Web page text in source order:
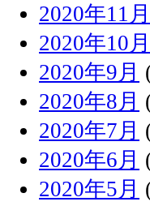
2020年11月
2020年10月
2020年9月
2020年8月
2020年7月
2020年6月
2020年5月